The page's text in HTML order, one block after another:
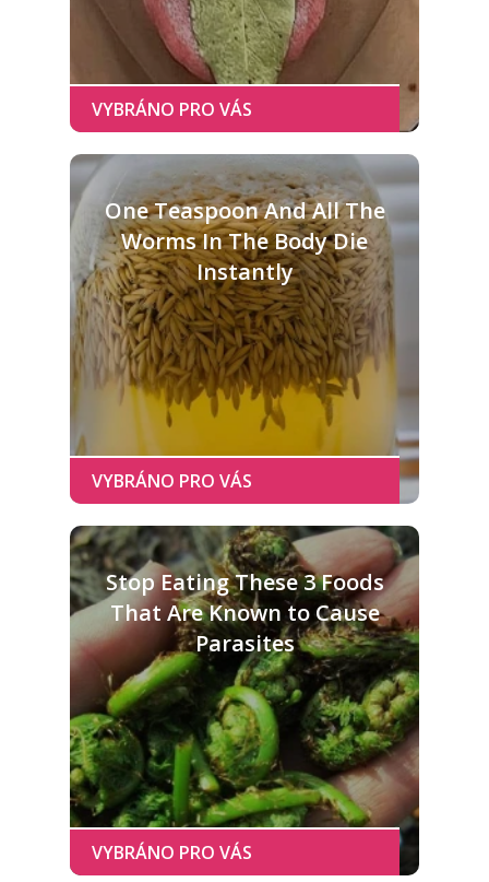
One Teaspoon And All The
Worms In The Body Die
Instantly
Stop Eating These 3 Foods
That Are Known to Cause
Parasites